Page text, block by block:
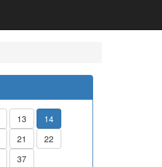
13
14
21
22
37